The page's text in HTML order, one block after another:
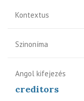
Kontextus
Szinoníma
Angol kifejezés
creditors